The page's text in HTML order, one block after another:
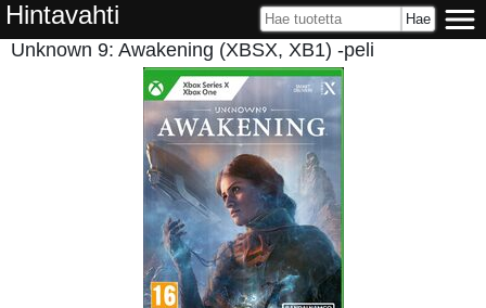
Hintavahti
Unknown 9: Awakening (XBSX, XB1) -peli